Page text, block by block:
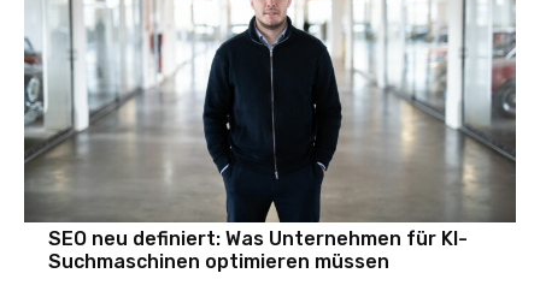
SEO neu definiert: Was Unternehmen für KI-
Suchmaschinen optimieren müssen